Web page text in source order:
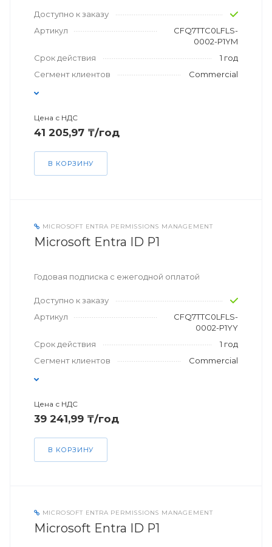
Доступно к заказу
Артикул
CFQ7TTC0LFLS-
0002-P1YM
Срок действия
1 год
Сегмент клиентов
Commercial
Цена с НДС
41 205,97 ₸/год
В КОРЗИНУ
MICROSOFT ENTRA PERMISSIONS MANAGEMENT
Microsoft Entra ID P1
Годовая подписка с ежегодной оплатой
Доступно к заказу
Артикул
CFQ7TTC0LFLS-
0002-P1YY
Срок действия
1 год
Сегмент клиентов
Commercial
Цена с НДС
39 241,99 ₸/год
В КОРЗИНУ
MICROSOFT ENTRA PERMISSIONS MANAGEMENT
Microsoft Entra ID P1